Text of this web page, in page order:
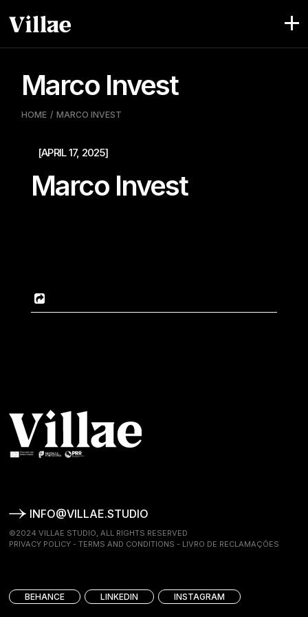
para
Marco Invest
HOME MARCO INVEST
[APRIL 17, 2025]
Marco Invest
INFO@VILLAE.STUDIO
©2024 VILLAE STUDIO, ALL RIGHTS RESERVED
PRIVACY POLICY -TERMS AND CONDITIONS - LIVRO DE RECLAMAÇÕES
BEHANCE LINKEDIN INSTAGRAM